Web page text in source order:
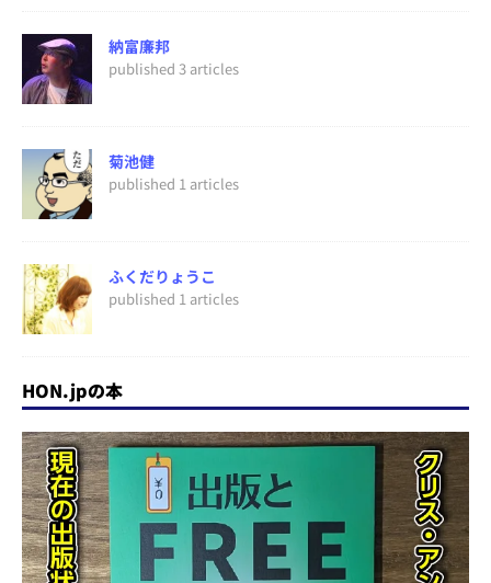
納富廉邦
published 3 articles
菊池健
published 1 articles
ふくだりょうこ
published 1 articles
HON.jpの本